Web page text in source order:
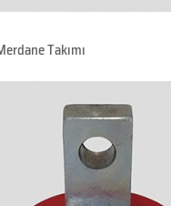
Takımı